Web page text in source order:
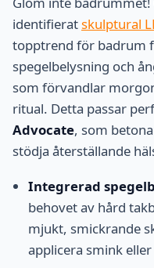
identifieratskulptural
topptrend för badrum
spegelbelysning och
som förvandlar
ritual. Detta passar
Advocate, som
stödja återställande
Integrerad
behovet av hård
mjukt, smickrande
applicera smink